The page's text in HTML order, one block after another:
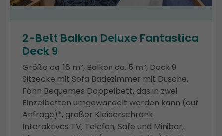
2-Bett Balkon Deluxe Fantastica
Deck 9
Größe ca. 16 m², Balkon ca. 5 m², Deck 9
Sitzecke mit Sofa Badezimmer mit Dusche,
Föhn Bequemes Doppelbett, das in zwei
Einzelbetten umgewandelt werden kann (auf
Anfrage)*, großer Kleiderschrank
Interaktives TV, Telefon, Safe und Minibar,